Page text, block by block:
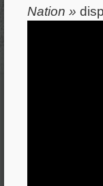
Nation »